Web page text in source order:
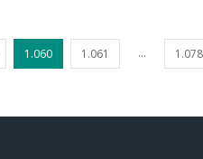
1.060 1.061 ... 1.078